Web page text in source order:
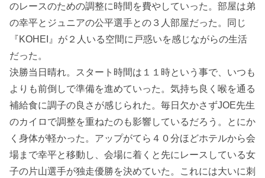
のレースのための調整に時間を費やしていった。部屋は弟
の幸平とジュニアの公平選手との３人部屋だった。同じ
『KOHEI』が２人いる空間に戸惑いを感じながらの生活
だった。
決勝当日晴れ。スタート時間は１１時という事で、いつも
よりも前倒しで準備を進めていった。気持ち良く喉を通る
補給食に調子の良さが感じられた。毎日欠かさずJOE先生
のカイロで調整を重ねたのも影響しているだろう。とにか
く身体が軽かった。アップがてら４０分ほどホテルから会
場まで幸平と移動し、会場に着くと先にレースしている女
子の片山選手が独走優勝を決めていた。これには大いに刺